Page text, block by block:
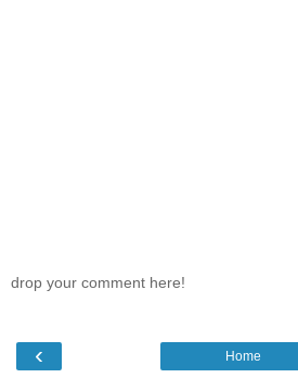
drop your comment here!
‹ Home